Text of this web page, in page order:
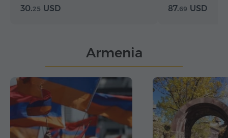
30.25 USD 87.69 USD
Armenia